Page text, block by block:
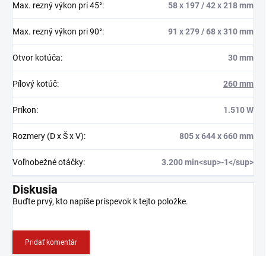
Max. rezný výkon pri 45°: 58 x 197 / 42 x 218 mm
Max. rezný výkon pri 90°: 91 x 279 / 68 x 310 mm
Otvor kotúča: 30 mm
Pílový kotúč: 260 mm
Príkon: 1.510 W
Rozmery (D x Š x V): 805 x 644 x 660 mm
Voľnobežné otáčky: 3.200 min<sup>-1</sup>
Diskusia
Buďte prvý, kto napíše príspevok k tejto položke.
Pridať komentár